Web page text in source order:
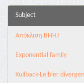
Subject
Aπόκλιση BHHJ
Exponential family
Kullback-Leibler